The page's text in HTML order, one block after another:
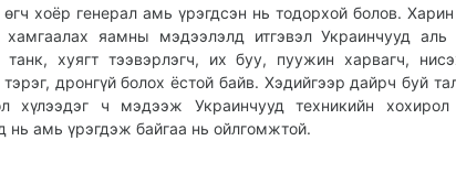
өгч хоёр генерал амь үрэгдсэн нь тодорхой болов.
хамгаалах яамны мэдээлэлд итгэвэл Украинчууд аль
танк, хуягт тээвэрлэгч, их буу, пуужин харвагч,
тэрэг, дронгүй болох ёстой байв. Хэдийгээр дайрч буй
хүлээдэг ч мэдээж Украинчууд техникийн хохирол
нь амь үрэгдэж байгаа нь ойлгомжтой.